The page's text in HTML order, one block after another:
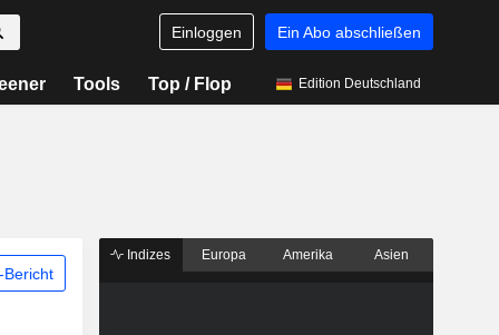
Einloggen Ein Abo abschließen
Tools Top / Flop Edition Deutschland
Bericht
Indizes Europa Amerika Asien